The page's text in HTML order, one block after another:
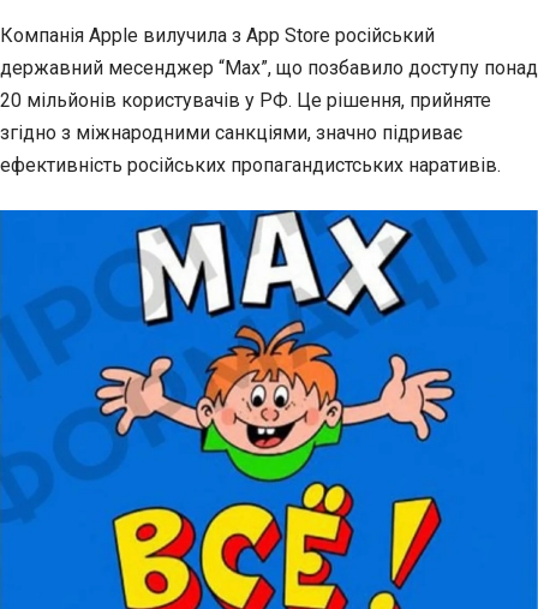
Компанія Apple вилучила з App Store російський
державний месенджер “Мах”, що позбавило доступу понад
20 мільйонів користувачів у РФ. Це рішення, прийняте
згідно з міжнародними санкціями, значно підриває
ефективність російських пропагандистських наративів.